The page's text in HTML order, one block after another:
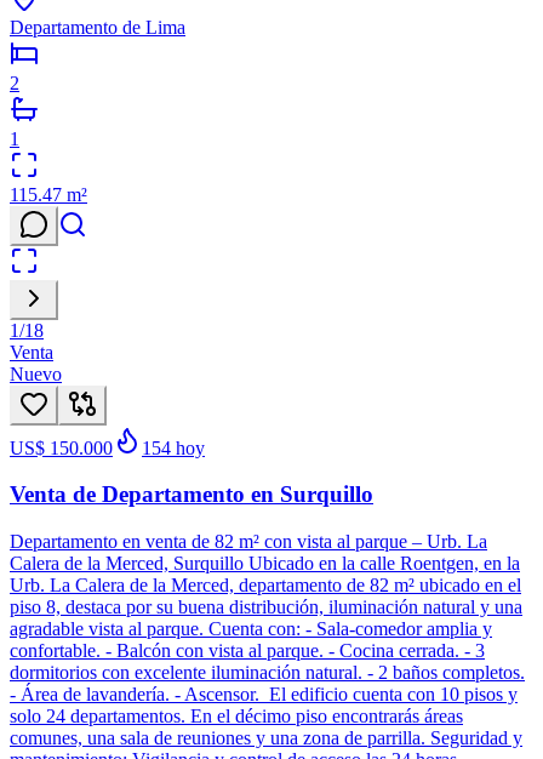
Departamento de Lima
2
1
115.47 m²
1/18
Venta
Nuevo
US$ 150.000 154 hoy
Venta de Departamento en Surquillo
Departamento en venta de 82 m² con vista al parque – Urb. La
Calera de la Merced, Surquillo Ubicado en la calle Roentgen, en la
Urb. La Calera de la Merced, departamento de 82 m² ubicado en el
piso 8, destaca por su buena distribución, iluminación natural y una
agradable vista al parque. Cuenta con: - Sala-comedor amplia y
confortable. - Balcón con vista al parque. - Cocina cerrada. - 3
dormitorios con excelente iluminación natural. - 2 baños completos.
- Área de lavandería. - Ascensor. El edificio cuenta con 10 pisos y
solo 24 departamentos. En el décimo piso encontrarás áreas
comunes, una sala de reuniones y una zona de parrilla. Seguridad y